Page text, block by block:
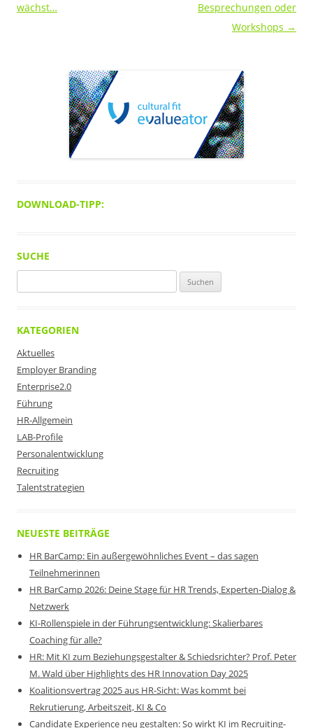
wächst…
Besprechungen oder
Workshops →
DOWNLOAD-TIPP:
SUCHE
nach:
KATEGORIEN
Aktuelles
Employer Branding
Enterprise2.0
Führung
HR-Allgemein
LAB-Profile
Personalentwicklung
Recruiting
Talentstrategien
NEUESTE BEITRÄGE
HR BarCamp: Ein außergewöhnliches Event – das sagen
Teilnehmerinnen
HR BarCamp 2026: Deine Stage für HR Trends, Experten-Dialog &
Netzwerk
KI-Rollenspiele in der Führungsentwicklung: Skalierbares
Coaching für alle?
HR: Mit KI zum Beziehungsgestalter & Schiedsrichter? Prof. Peter
M. Wald über Highlights des HR Innovation Day 2025
Koalitionsvertrag 2025 aus HR-Sicht: Was kommt bei
Rekrutierung, Arbeitszeit, KI & Co
Candidate Experience neu gestalten: So wirkt KI im Recruiting-